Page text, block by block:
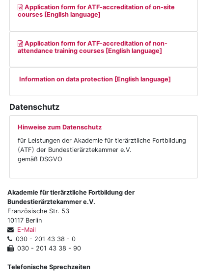
Application form for ATF-accreditation of on-site
courses [English language]
Application form for ATF-accreditation of non-
attendance training courses [English language]
Information on data protection [English language]
Datenschutz
Hinweise zum Datenschutz
für Leistungen der Akademie für tierärztliche Fortbildung
(ATF) der Bundestierärztekammer e.V.
gemäß DSGVO
Akademie für tierärztliche Fortbildung der
Bundestierärztekammer e.V.
Französische Str. 53
10117 Berlin
E-Mail
030 - 201 43 38 - 0
030 - 201 43 38 - 90
Telefonische Sprechzeiten